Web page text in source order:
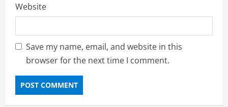
Website
Save my name, email, and website in this
browser for the next time I comment.